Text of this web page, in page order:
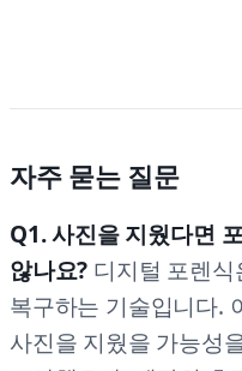
자주 묻는 질문
Q1. 사진을 지웠다면
않나요? 디지털 포렌
복구하는 기술입니다.
사진을 지웠을 가능성